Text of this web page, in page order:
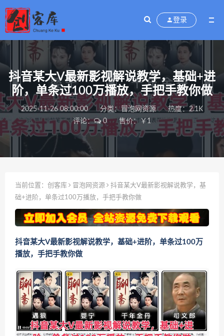
登录
抖音某大V最新影视解说教学，基础+进
阶，单条过100万播放，手把手教你做
2025-11-26 08:00:00 分类：冒泡网资源
热度：2.1K
评论：
0 售价：￥1
当前位置： 创客库 冒泡网资源
抖音某大V最新影视解说教学，基
础+进阶，单条过100万播放，手把手教你做
抖音某大V最新影视解说教学，基础+进阶，单条过100万
播放，手把手教你做